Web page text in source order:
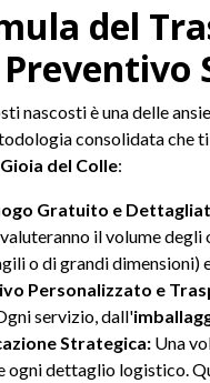
del
nascosti è una delle
consolidata che
del Colle:
Gratuito e
il volume degli
o di grandi dimensioni)
Personalizzato e
servizio, dall'
Strategica: Una
ogni dettaglio logistico.